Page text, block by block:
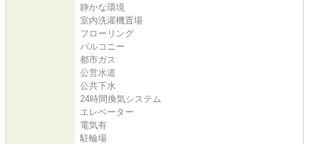
静かな環境
室内洗濯機置場
フローリング
バルコニー
都市ガス
公営水道
公共下水
24時間換気システム
エレベーター
電気有
駐輪場